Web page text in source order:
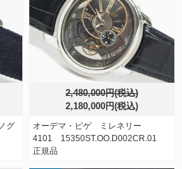
グ
2,480,000円(税込)
2,180,000円(税込)
オーデマ・ピゲ ミレネリー
4101 15350ST.OO.D002CR.01
正規品